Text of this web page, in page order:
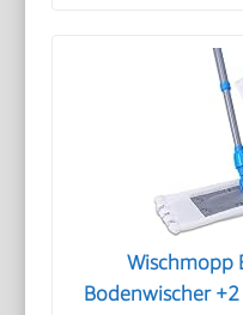
Wischmopp
Bodenwischer